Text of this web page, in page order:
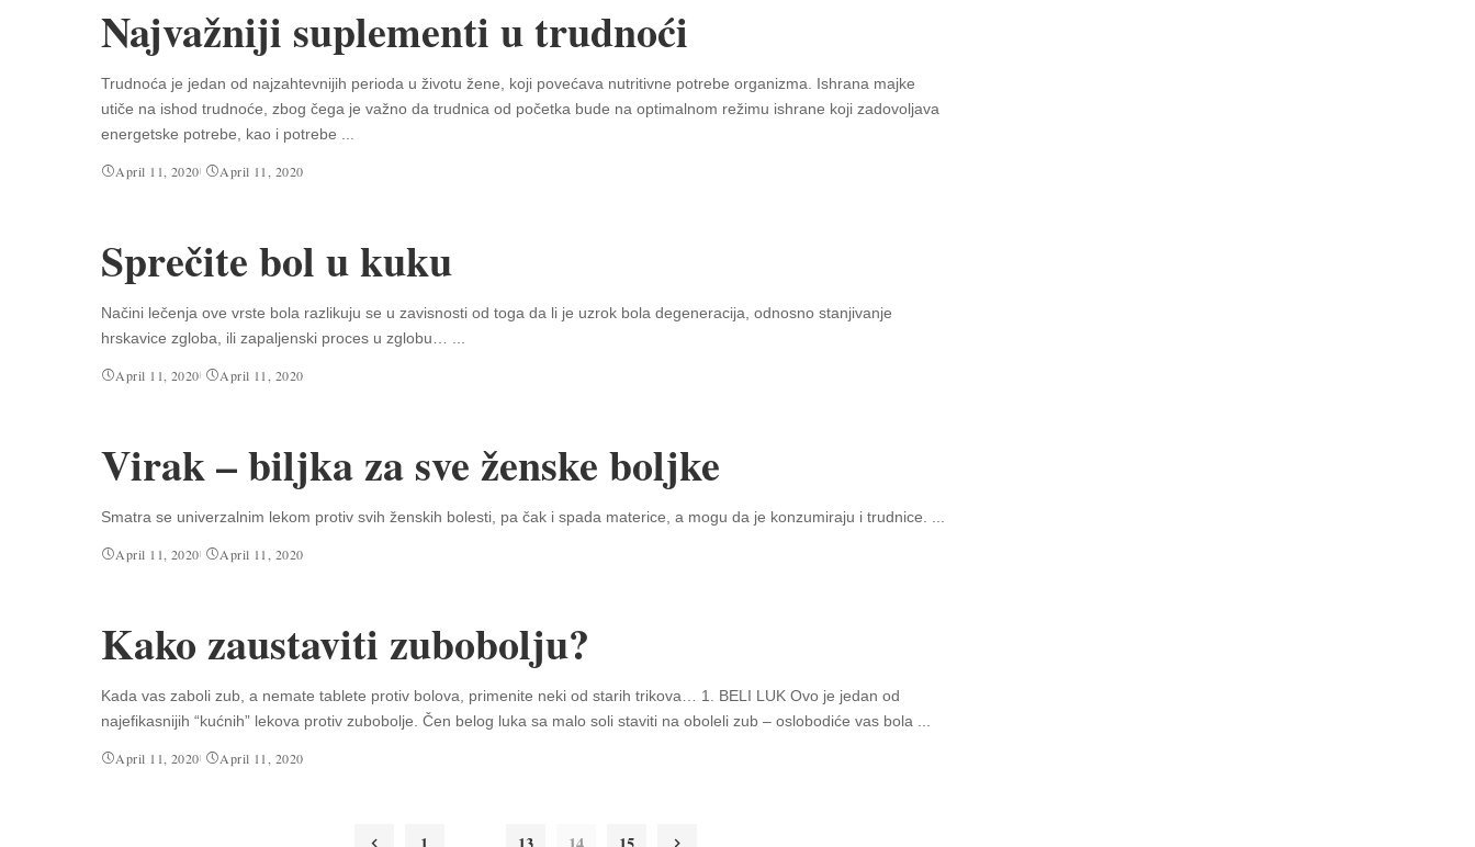
Najvažniji suplementi u trudnoći
Trudnoća je jedan od najzahtevnijih perioda u životu žene, koji povećava nutritivne potrebe organizma. Ishrana majke
utiče na ishod trudnoće, zbog čega je važno da trudnica od početka bude na optimalnom režimu ishrane koji zadovoljava
energetske potrebe, kao i potrebe
April 11, 2020 April 11, 2020
Sprečite bol u kuku
Načini lečenja ove vrste bola razlikuju se u zavisnosti od toga da li je uzrok bola degeneracija, odnosno stanjivanje
hrskavice zgloba, ili zapaljenski proces u zglobu…
April 11, 2020 April 11, 2020
Virak – biljka za sve ženske boljke
Smatra se univerzalnim lekom protiv svih ženskih bolesti, pa čak i spada materice, a mogu da je konzumiraju i trudnice.
April 11, 2020 April 11, 2020
Kako zaustaviti zubobolju?
Kada vas zaboli zub, a nemate tablete protiv bolova, primenite neki od starih trikova… 1. BELI LUK Ovo je jedan od
najefikasnijih “kućnih” lekova protiv zubobolje. Čen belog luka sa malo soli staviti na oboleli zub – oslobodiće vas bola
April 11, 2020 April 11, 2020